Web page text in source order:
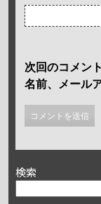
次回のコメン
名前、メール
検索